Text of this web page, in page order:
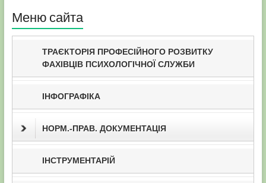
Меню сайта
ТРАЄКТОРІЯ ПРОФЕСІЙНОГО РОЗВИТКУ
ФАХІВЦІВ ПСИХОЛОГІЧНОЇ СЛУЖБИ
ІНФОГРАФІКА
НОРМ.-ПРАВ. ДОКУМЕНТАЦІЯ
ІНСТРУМЕНТАРІЙ